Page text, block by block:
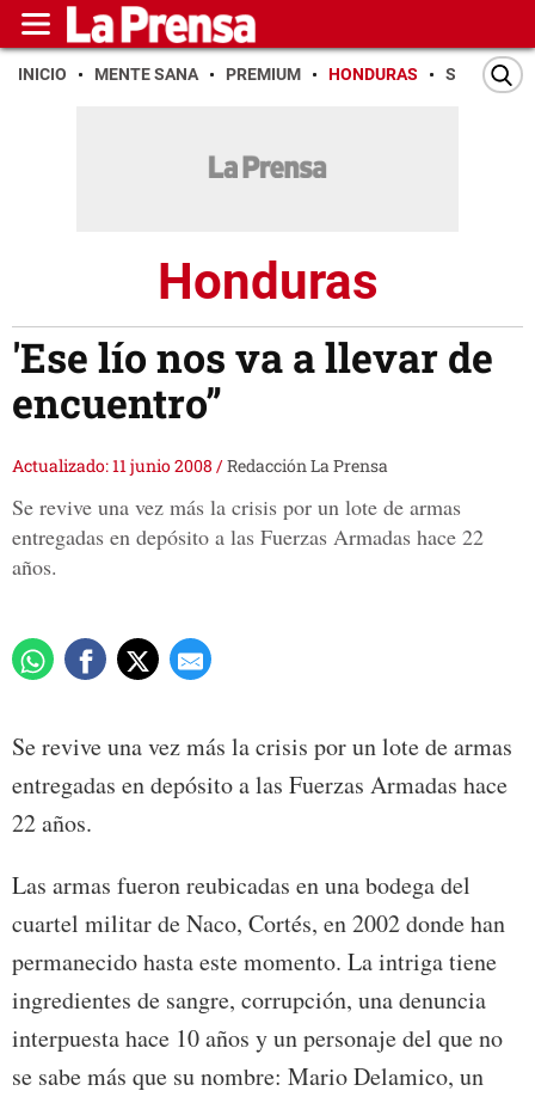
INICIO MENTE SANA PREMIUM HONDURAS SAN PEDRO
Honduras
'Ese lío nos va a llevar de
encuentro”
Actualizado: 11 junio 2008 /Redacción La Prensa
Se revive una vez más la crisis por un lote de armas
entregadas en depósito a las Fuerzas Armadas hace 22
años.
Se revive una vez más la crisis por un lote de armas
entregadas en depósito a las Fuerzas Armadas hace
22 años.
Las armas fueron reubicadas en una bodega del
cuartel militar de Naco, Cortés, en 2002 donde han
permanecido hasta este momento. La intriga tiene
ingredientes de sangre, corrupción, una denuncia
interpuesta hace 10 años y un personaje del que no
se sabe más que su nombre: Mario Delamico, un